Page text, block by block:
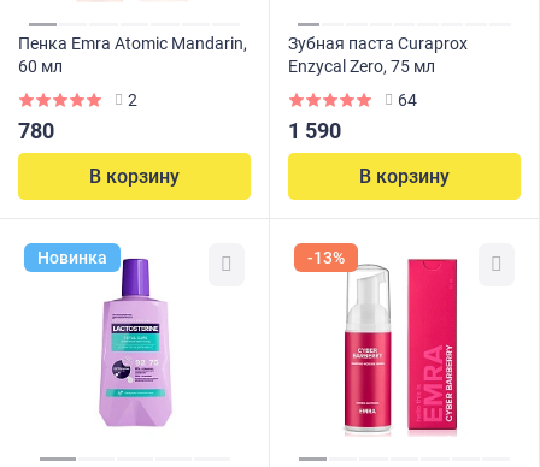
Пенка Emra Atomic Mandarin,
60 мл
2
780
В корзину
Зубная паста Curaprox
Enzycal Zero, 75 мл
64
1 590
В корзину
Новинка -13%